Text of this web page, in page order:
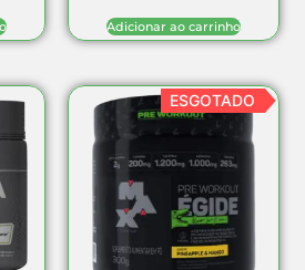
Adicionar ao carrinho
ESGOTADO